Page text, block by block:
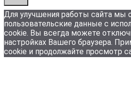
Для улучшения работы сайта мы
пользовательские данные с
cookie. Вы всегда можете
настройках Вашего браузера.
cookie и продолжайте просмотр